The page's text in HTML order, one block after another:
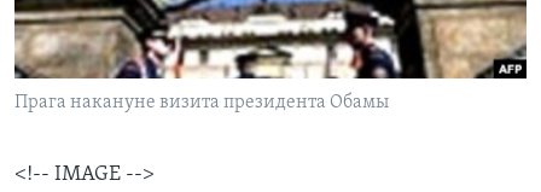
Learning English
СОЦИАЛЬНЫЕ СЕТИ
Прага накануне визита президента Обамы
<!-- IMAGE -->